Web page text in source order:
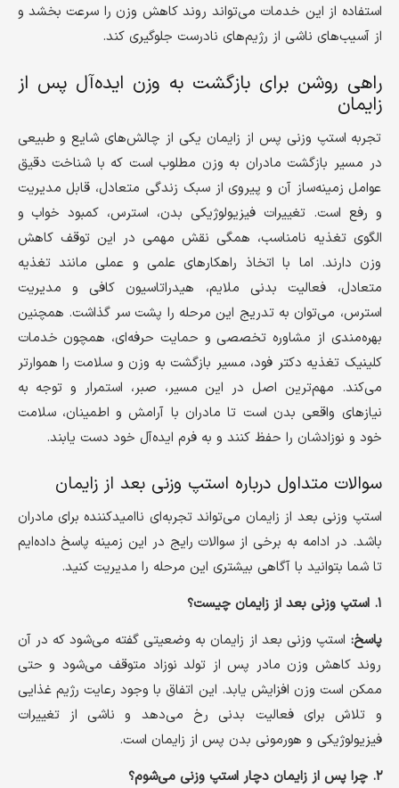
استفاده از این خدمات می‌تواند روند کاهش وزن را سرعت بخشد و
از آسیب‌های ناشی از رژیم‌های نادرست جلوگیری کند.
راهی روشن برای بازگشت به وزن ایده‌آل پس از
زایمان
تجربه استپ وزنی پس از زایمان یکی از چالش‌های شایع و طبیعی
در مسیر بازگشت مادران به وزن مطلوب است که با شناخت دقیق
عوامل زمینه‌ساز آن و پیروی از سبک زندگی متعادل، قابل مدیریت
و رفع است. تغییرات فیزیولوژیکی بدن، استرس، کمبود خواب و
الگوی تغذیه نامناسب، همگی نقش مهمی در این توقف کاهش
وزن دارند. اما با اتخاذ راهکارهای علمی و عملی مانند تغذیه
متعادل، فعالیت بدنی ملایم، هیدراتاسیون کافی و مدیریت
استرس، می‌توان به تدریج این مرحله را پشت سر گذاشت. همچنین
بهره‌مندی از مشاوره تخصصی و حمایت حرفه‌ای، همچون خدمات
کلینیک تغذیه دکتر فود، مسیر بازگشت به وزن و سلامت را هموارتر
می‌کند. مهم‌ترین اصل در این مسیر، صبر، استمرار و توجه به
نیازهای واقعی بدن است تا مادران با آرامش و اطمینان، سلامت
خود و نوزادشان را حفظ کنند و به فرم ایده‌آل خود دست یابند.
سوالات متداول درباره استپ وزنی بعد از زایمان
استپ وزنی بعد از زایمان می‌تواند تجربه‌ای ناامیدکننده برای مادران
باشد. در ادامه به برخی از سوالات رایج در این زمینه پاسخ داده‌ایم
تا شما بتوانید با آگاهی بیشتری این مرحله را مدیریت کنید.
۱. استپ وزنی بعد از زایمان چیست؟
پاسخ: استپ وزنی بعد از زایمان به وضعیتی گفته می‌شود که در آن
روند کاهش وزن مادر پس از تولد نوزاد متوقف می‌شود و حتی
ممکن است وزن افزایش یابد. این اتفاق با وجود رعایت رژیم غذایی
و تلاش برای فعالیت بدنی رخ می‌دهد و ناشی از تغییرات
فیزیولوژیکی و هورمونی بدن پس از زایمان است.
۲. چرا پس از زایمان دچار استپ وزنی می‌شوم؟